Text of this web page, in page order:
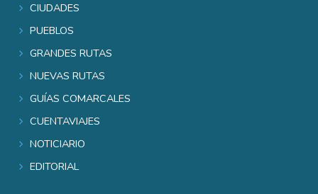
Ciudades
Pueblos
Grandes rutas
Nuevas rutas
Guías comarcales
Cuentaviajes
Noticiario
Editorial